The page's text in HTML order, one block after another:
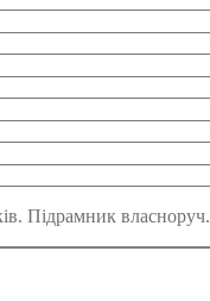
Підрамник власноруч.